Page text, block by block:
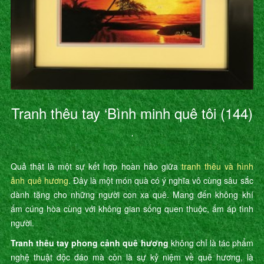
Tranh thêu tay ‘Bình minh quê tôi (144)
’
Quả thật là một sự kết hợp hoàn hảo giữatranh thêu và hình
ảnh quê hương. Đây là một món quà có ý nghĩa vô cùng sâu sắc
dành tặng cho những người con xa quê. Mang đến không khí
ấm cúng hòa cùng với không gian sống quen thuộc, ấm áp tình
người.
Tranh thêu tay phong cảnh quê hươngkhông chỉ là tác phẩm
nghệ thuật độc đáo mà còn là sự kỷ niệm về quê hương, là